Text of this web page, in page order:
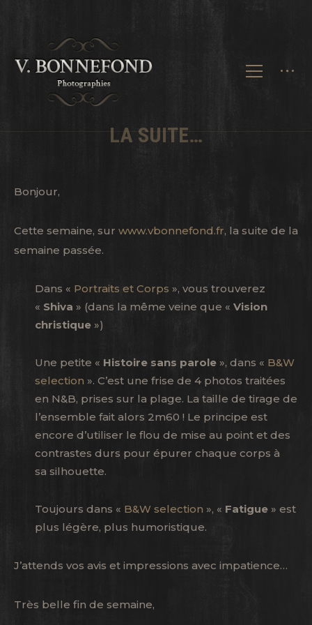
LA SUITE…
Bonjour,
Cette semaine, sur www.vbonnefond.fr, la suite de la
semaine passée.
Dans « Portraits et Corps », vous trouverez
« Shiva » (dans la même veine que « Vision
christique »)
Une petite « Histoire sans parole », dans « B&W
selection ». C’est une frise de 4 photos traitées
en N&B, prises sur la plage. La taille de tirage de
l’ensemble fait alors 2m60 ! Le principe est
encore d’utiliser le flou de mise au point et des
contrastes durs pour épurer chaque corps à
sa silhouette.
Toujours dans « B&W selection », « Fatigue » est
plus légère, plus humoristique.
J’attends vos avis et impressions avec impatience…
Très belle fin de semaine,